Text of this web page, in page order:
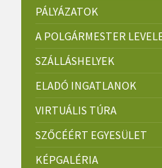
PÁLYÁZATOK
A POLGÁRMESTER
SZÁLLÁSHELYEK
ELADÓ INGATLANOK
VIRTUÁLIS TÚRA
SZŐCÉÉRT EGYESÜLET
KÉPGALÉRIA